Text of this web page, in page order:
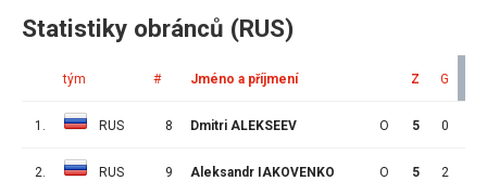
Statistiky obránců (RUS)
tým # Jméno a příjmení Z G
1. RUS 8 Dmitri ALEKSEEV O 5 0
2. RUS 9 Aleksandr IAKOVENKO O 5 2